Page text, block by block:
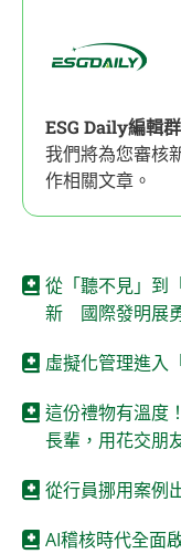
ESG Daily編輯群
我們將為您審核
作相關文章。
從「聽不見」到
新 國際發明展
虛擬化管理進入
這份禮物有溫度
長輩，用花交朋
從行員挪用案例
AI稽核時代全面